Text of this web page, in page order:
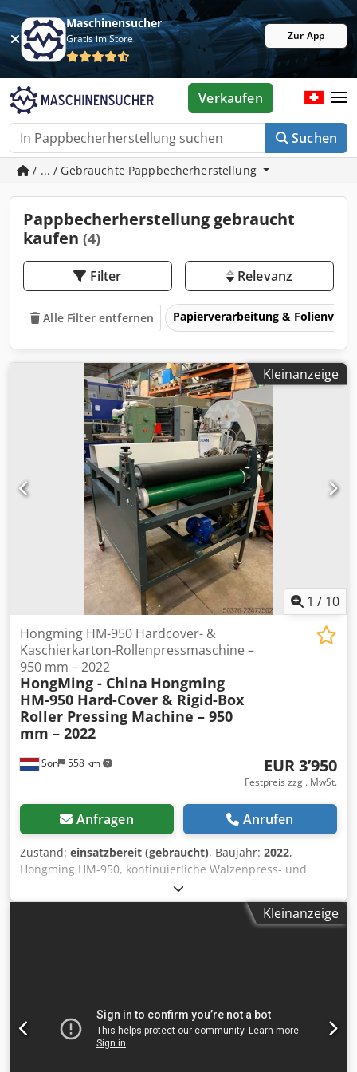
Maschinensucher
Gratis im Store Zur App
Suchen
Verkaufen
/ ... / Gebrauchte Pappbecherherstellung
Pappbecherherstellung gebraucht
kaufen (4)
Filter Relevanz
Alle Filter entfernen Papierverarbeitung &
Kleinanzeige
1 / 10
Son 558 km
Hongming HM-950 Hardcover- &
Kaschierkarton-Rollenpressmaschine –
950 mm – 2022
HongMing - China Hongming
HM-950 Hard-Cover & Rigid-Box
Roller Pressing Machine – 950
mm – 2022
EUR 3’950
Festpreis zzgl. MwSt.
Anfragen Anrufen
Zustand: einsatzbereit (gebraucht), Baujahr: 2022,
Hongming HM-950, kontinuierliche Walzenpress- und
Glättmaschine, geeignet für die Herstellung von
Hardcovern, Buchumschlägen, Mappen,
Präsentationsmaterialien, festen Kartonverpackungen und
eingeschlossene Luftblasen und Unebenheiten zu
entfernen. Der Druck und die Arbeitshöhe können auf
beiden Seiten der Maschine manuell eingestellt werden.
Kleinanzeige